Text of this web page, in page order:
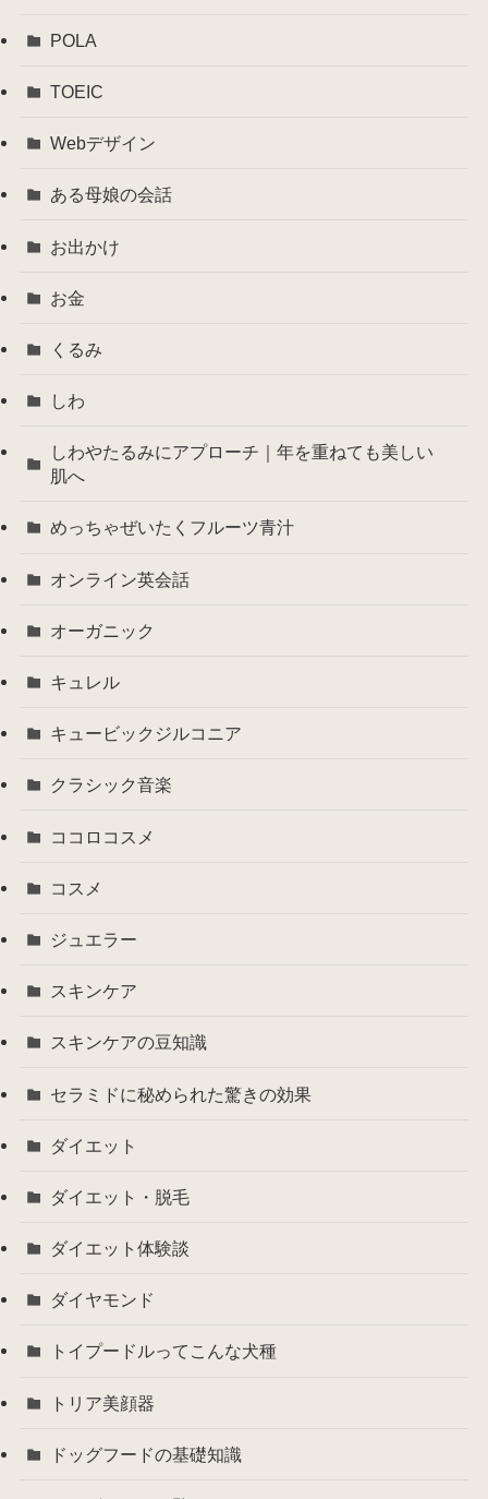
POLA
TOEIC
Webデザイン
ある母娘の会話
お出かけ
お金
くるみ
しわ
しわやたるみにアプローチ｜年を重ねても美しい
肌へ
めっちゃぜいたくフルーツ青汁
オンライン英会話
オーガニック
キュレル
キュービックジルコニア
クラシック音楽
ココロコスメ
コスメ
ジュエラー
スキンケア
スキンケアの豆知識
セラミドに秘められた驚きの効果
ダイエット
ダイエット・脱毛
ダイエット体験談
ダイヤモンド
トイプードルってこんな犬種
トリア美顔器
ドッグフードの基礎知識